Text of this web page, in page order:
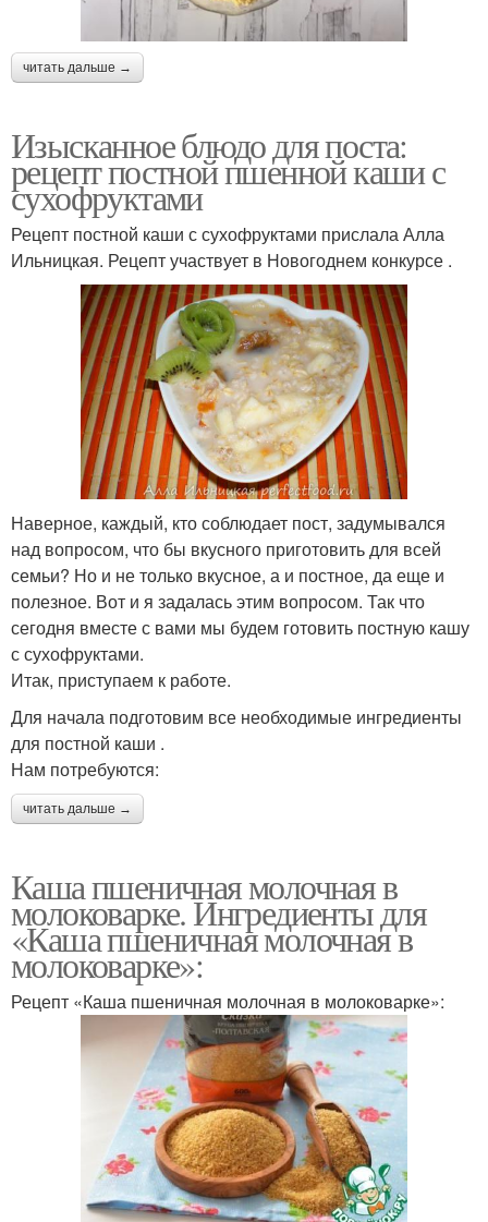
читать дальше →
Изысканное блюдо для поста:
рецепт постной пшенной каши с
сухофруктами
Рецепт постной каши с сухофруктами прислала Алла
Ильницкая. Рецепт участвует в Новогоднем конкурсе .
Наверное, каждый, кто соблюдает пост, задумывался
над вопросом, что бы вкусного приготовить для всей
семьи? Но и не только вкусное, а и постное, да еще и
полезное. Вот и я задалась этим вопросом. Так что
сегодня вместе с вами мы будем готовить постную кашу
с сухофруктами.
Итак, приступаем к работе.
Для начала подготовим все необходимые ингредиенты
для постной каши .
Нам потребуются:
читать дальше →
Каша пшеничная молочная в
молоковарке. Ингредиенты для
«Каша пшеничная молочная в
молоковарке»:
Рецепт «Каша пшеничная молочная в молоковарке»: